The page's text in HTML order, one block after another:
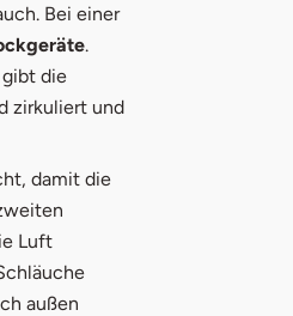
Bei einer
.
gibt die
zirkuliert und
damit die
Luft
außen